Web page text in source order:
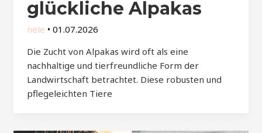
glückliche Alpakas
nele • 01.07.2026
Die Zucht von Alpakas wird oft als eine
nachhaltige und tierfreundliche Form der
Landwirtschaft betrachtet. Diese robusten und
pflegeleichten Tiere